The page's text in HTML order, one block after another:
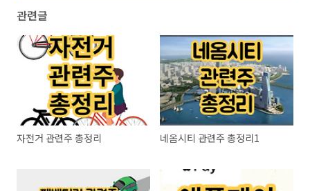
관련글
자전거 관련주 총정리 네옴시티 관련주 총정리1